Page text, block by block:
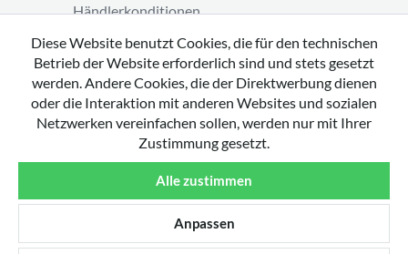
Händlerkonditionen
Vertrag widerrufen
Diese Website benutzt Cookies, die für den technischen
Betrieb der Website erforderlich sind und stets gesetzt
werden. Andere Cookies, die der Direktwerbung dienen
oder die Interaktion mit anderen Websites und sozialen
Netzwerken vereinfachen sollen, werden nur mit Ihrer
Zustimmung gesetzt.